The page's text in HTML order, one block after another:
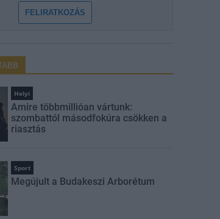
FELIRATKOZÁS
Helyi
Amire többmillióan vártunk:
szombattól másodfokúra csökken a
riasztás
Sport
Megújult a Budakeszi Arborétum